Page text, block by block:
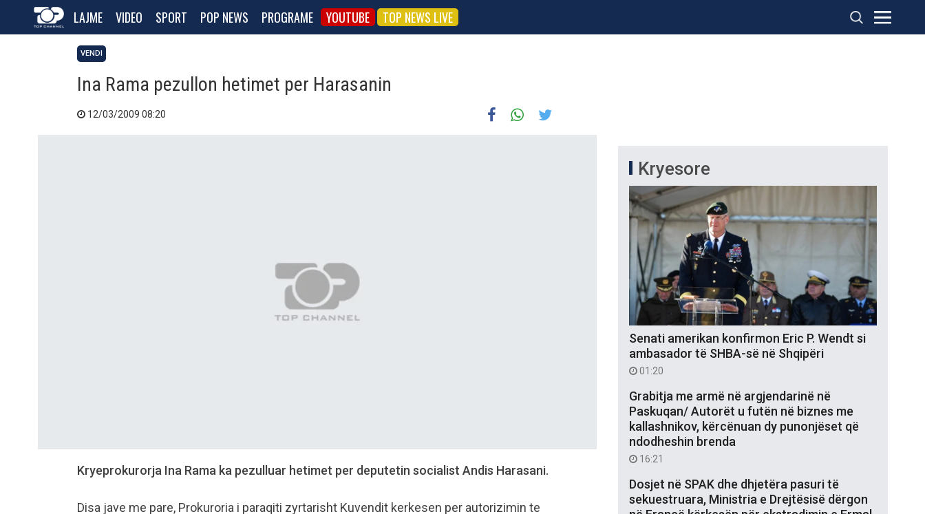
LAJME VIDEO SPORT POP NEWS PROGRAME YOUTUBE TOP NEWS LIVE
VENDI
Ina Rama pezullon hetimet per Harasanin
12/03/2009 08:20
Kryeprokurorja Ina Rama ka pezulluar hetimet per deputetin socialist Andis Harasani.
Disa jave me pare, Prokuroria i paraqiti zyrtarisht Kuvendit kerkesen per autorizimin te
Kryesore
Senati amerikan konfirmon Eric P. Wendt si
ambasador të SHBA-së në Shqipëri
01:20
Grabitja me armë në argjendarinë në
Paskuqan/ Autorët u futën në biznes me
kallashnikov, kërcënuan dy punonjëset që
ndodheshin brenda
16:21
Dosjet në SPAK dhe dhjetëra pasuri të
sekuestruara, Ministria e Drejtësisë dërgon